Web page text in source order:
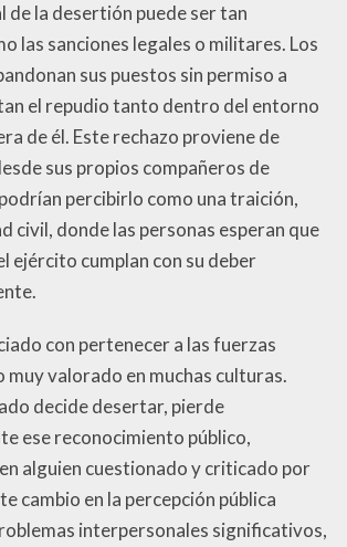
de la desertión puede ser tan
las sanciones legales o militares. Los
sus puestos sin permiso a
el repudio tanto dentro del entorno
de él. Este rechazo proviene de
sus propios compañeros de
percibirlo como una traición,
civil, donde las personas esperan que
ejército cumplan con su deber
con pertenecer a las fuerzas
muy valorado en muchas culturas.
decide desertar, pierde
ese reconocimiento público,
alguien cuestionado y criticado por
cambio en la percepción pública
interpersonales significativos,